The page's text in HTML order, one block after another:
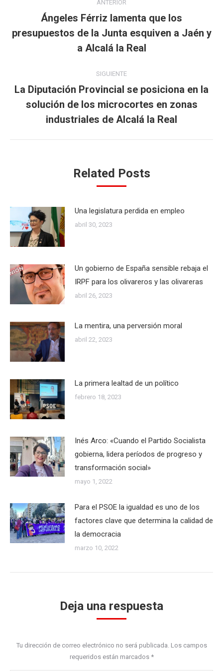
entre
publicaciones
ANTERIOR
Publicación
anterior:
Ángeles Férriz lamenta que los
presupuestos de la Junta esquiven a Jaén y
a Alcalá la Real
SIGUIENTE
Publicación
siguiente:
La Diputación Provincial se posiciona en la
solución de los microcortes en zonas
industriales de Alcalá la Real
Related Posts
Una legislatura perdida en empleo
abril 30, 2023
Un gobierno de España sensible rebaja el
IRPF para los olivareros y las olivareras
abril 26, 2023
La mentira, una perversión moral
abril 22, 2023
La primera lealtad de un político
febrero 18, 2023
Inés Arco: «Cuando el Partido Socialista
gobierna, lidera períodos de progreso y
transformación social»
mayo 1, 2022
Para el PSOE la igualdad es uno de los
factores clave que determina la calidad de
la democracia
marzo 10, 2022
Deja una respuesta
Tu dirección de correo electrónico no será publicada. Los campos
requeridos están marcados *